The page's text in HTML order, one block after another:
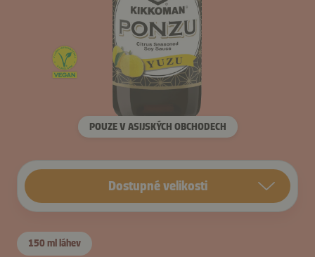
POUZE V ASIJSKÝCH OBCHODECH
Dostupné velikosti
150 ml láhev